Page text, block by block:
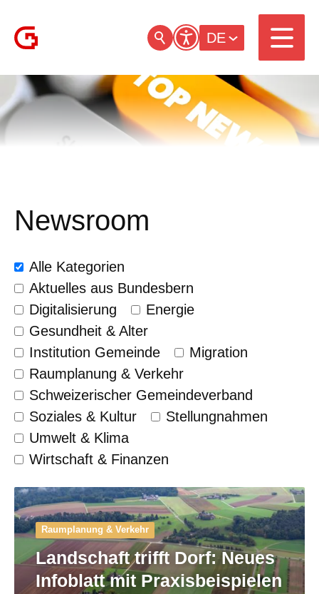
DE
Newsroom
Alle Kategorien
Aktuelles aus Bundesbern
Digitalisierung
Energie
Gesundheit & Alter
Institution Gemeinde
Migration
Raumplanung & Verkehr
Schweizerischer Gemeinde­verband
Soziales & Kultur
Stellungnahmen
Umwelt & Klima
Wirtschaft & Finanzen
Raumplanung & Verkehr
Landschaft trifft Dorf: Neues
Infoblatt mit Praxisbeispielen